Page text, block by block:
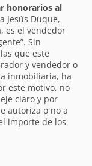
honorarios al
Jesús Duque,
es el vendedor
Sin
que este
y vendedor o
inmobiliaria, ha
este motivo, no
claro y por
autoriza o no a
importe de los